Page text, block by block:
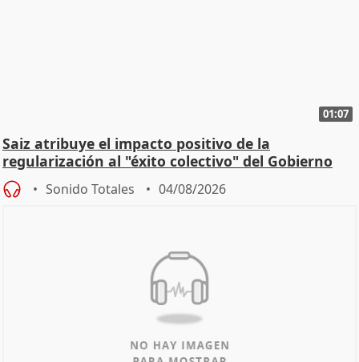
01:07
Saiz atribuye el impacto positivo de la
regularización al "éxito colectivo" del Gobierno
Sonido Totales 04/08/2026